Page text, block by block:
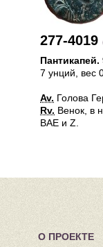
277-4019
Пантикапей.
7 унций ,
Av. Голова
Rv. Венок, в
ΒΑΕ и Z.
О ПРОЕКТЕ